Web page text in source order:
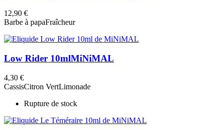
12,90 €
Barbe à papaFraîcheur
Low Rider 10mlMiNiMAL
4,30 €
CassisCitron VertLimonade
Rupture de stock